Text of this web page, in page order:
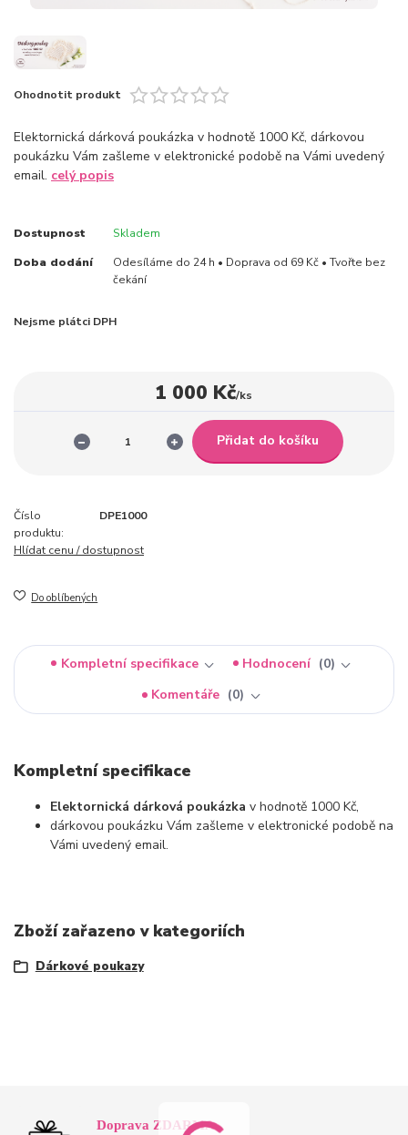
Ohodnotit produkt
Elektornická dárková poukázka v hodnotě 1000 Kč, dárkovou
poukázku Vám zašleme v elektronické podobě na Vámi uvedený
email. celý popis
Dostupnost Skladem
Doba dodání
Odesíláme do 24 h • Doprava od 69 Kč • Tvořte bez
čekání
Nejsme plátci DPH
1 000 Kč/ks
Přidat do košíku
Číslo
produktu:
DPE1000
Hlídat cenu / dostupnost
Do oblíbených
Kompletní specifikace Hodnocení
0
Komentáře
0
Kompletní specifikace
Elektornická dárková poukázka v hodnotě 1000 Kč,
dárkovou poukázku Vám zašleme v elektronické podobě na
Vámi uvedený email.
Zboží zařazeno v kategoriích
Dárkové poukazy
Doprava ZDARMA